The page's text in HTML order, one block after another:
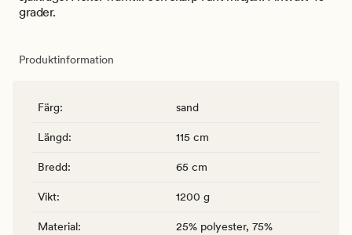
grader.
Produktinformation
Färg: sand
Längd: 115 cm
Bredd: 65 cm
Vikt: 1200 g
Material:
25% polyester, 75%